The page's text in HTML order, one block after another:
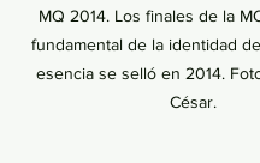
MQ 2014. Los finales de la
fundamental de la identidad
esencia se selló en 2014.
César.